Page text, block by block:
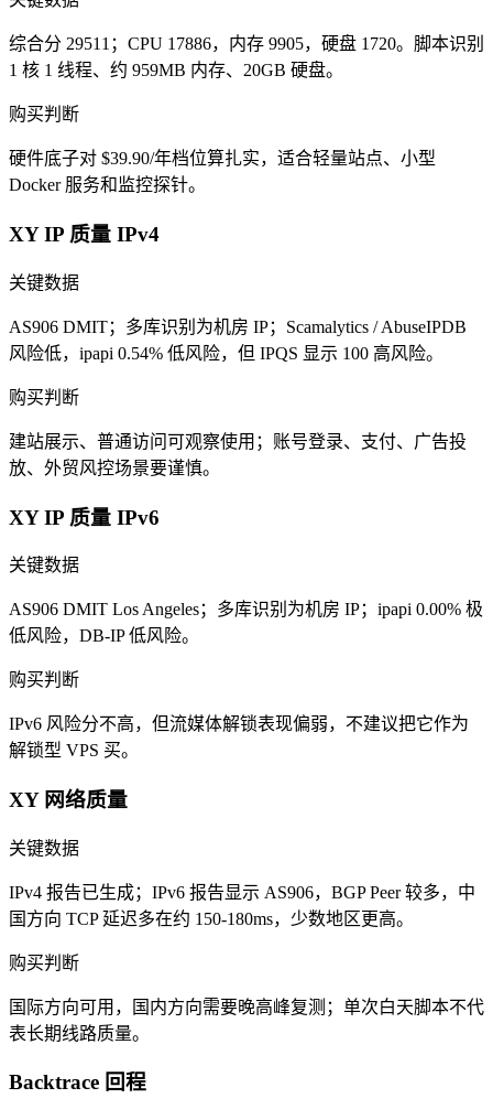
综合分 29511；CPU 17886，内存 9905，硬盘 1720。脚本识别
1 核 1 线程、约 959MB 内存、20GB 硬盘。
购买判断
硬件底子对 $39.90/年档位算扎实，适合轻量站点、小型
Docker 服务和监控探针。
XY IP 质量 IPv4
关键数据
AS906 DMIT；多库识别为机房 IP；Scamalytics / AbuseIPDB
风险低，ipapi 0.54% 低风险，但 IPQS 显示 100 高风险。
购买判断
建站展示、普通访问可观察使用；账号登录、支付、广告投
放、外贸风控场景要谨慎。
XY IP 质量 IPv6
关键数据
AS906 DMIT Los Angeles；多库识别为机房 IP；ipapi 0.00% 极
低风险，DB-IP 低风险。
购买判断
IPv6 风险分不高，但流媒体解锁表现偏弱，不建议把它作为
解锁型 VPS 买。
XY 网络质量
关键数据
IPv4 报告已生成；IPv6 报告显示 AS906，BGP Peer 较多，中
国方向 TCP 延迟多在约 150-180ms，少数地区更高。
购买判断
国际方向可用，国内方向需要晚高峰复测；单次白天脚本不代
表长期线路质量。
Backtrace 回程